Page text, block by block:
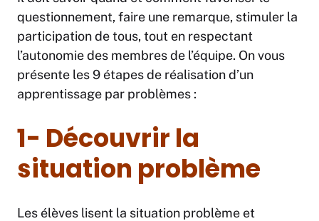
questionnement, faire une remarque, stimuler la
participation de tous, tout en respectant
l’autonomie des membres de l’équipe. On vous
présente les 9 étapes de réalisation d’un
apprentissage par problèmes :
1- Découvrir la
situation problème
Les élèves lisent la situation problème et